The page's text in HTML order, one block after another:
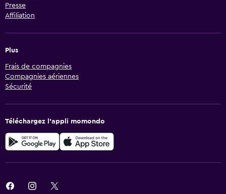
Presse
Affiliation
Plus
Frais de compagnies
Compagnies aériennes
Sécurité
Téléchargez l’appli momondo